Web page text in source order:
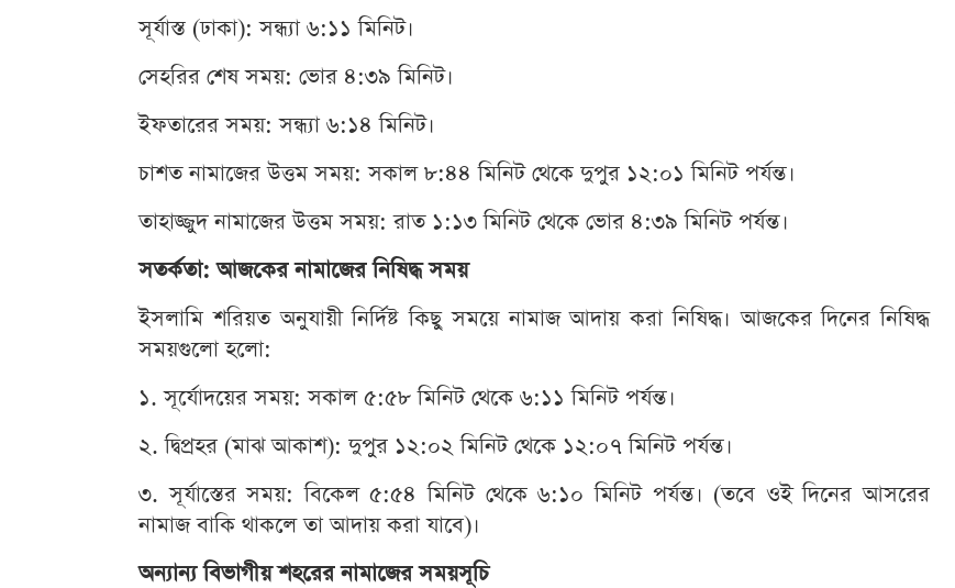
সূর্যাস্ত (ঢাকা): সন্ধ্যা ৬:১১ মিনিট।
সেহরির শেষ সময়: ভোর ৪:৩৯ মিনিট।
ইফতারের সময়: সন্ধ্যা ৬:১৪ মিনিট।
চাশত নামাজের উত্তম সময়: সকাল ৮:৪৪ মিনিট থেকে দুপুর ১২:০১ মিনিট পর্যন্ত।
তাহাজ্জুদ নামাজের উত্তম সময়: রাত ১:১৩ মিনিট থেকে ভোর ৪:৩৯ মিনিট পর্যন্ত।
সতর্কতা: আজকের নামাজের নিষিদ্ধ সময়
ইসলামি শরিয়ত অনুযায়ী নির্দিষ্ট কিছু সময়ে নামাজ আদায় করা নিষিদ্ধ। আজকের দিনের নিষিদ্ধ
সময়গুলো হলো:
১. সূর্যোদয়ের সময়: সকাল ৫:৫৮ মিনিট থেকে ৬:১১ মিনিট পর্যন্ত।
২. দ্বিপ্রহর (মাঝ আকাশ): দুপুর ১২:০২ মিনিট থেকে ১২:০৭ মিনিট পর্যন্ত।
৩. সূর্যাস্তের সময়: বিকেল ৫:৫৪ মিনিট থেকে ৬:১০ মিনিট পর্যন্ত। (তবে ওই দিনের আসরের
নামাজ বাকি থাকলে তা আদায় করা যাবে)।
অন্যান্য বিভাগীয় শহরের নামাজের সময়সূচি